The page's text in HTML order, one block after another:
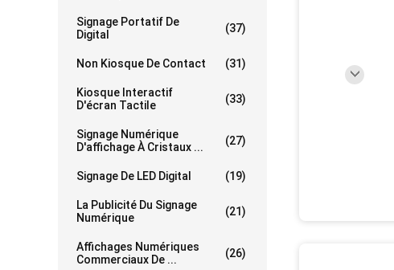
Signage Portatif De
Digital
(37)
Non Kiosque De Contact (31)
Kiosque Interactif
D'écran Tactile
(33)
Signage Numérique
D'affichage À Cristaux ...
(27)
Signage De LED Digital (19)
La Publicité Du Signage
Numérique
(21)
Affichages Numériques
Commerciaux De ...
(26)